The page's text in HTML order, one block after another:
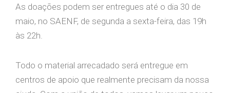
As doações podem ser entregues até o dia 30 de
maio, no SAENF, de segunda a sexta-feira, das 19h
às 22h.
Todo o material arrecadado será entregue em
centros de apoio que realmente precisam da nossa